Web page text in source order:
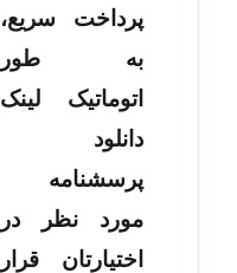
پرداخت سریع،
به طور
اتوماتیک لینک
دانلود
پرسشنامه
مورد نظر در
اختیارتان قرار